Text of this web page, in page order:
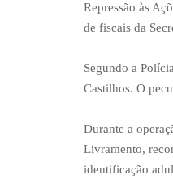
Repressão às
de fiscais da
Segundo a
Castilhos. O
Durante a
Livramento,
identificação